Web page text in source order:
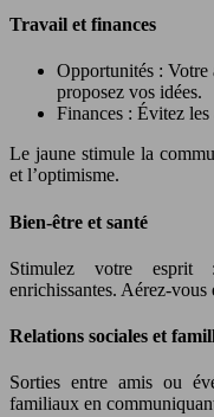
Travail et finances
Opportunités : Votre
proposez vos idées.
Finances : Évitez
Le jaune stimule la
et l’optimisme.
Bien-être et santé
Stimulez votre esprit :
enrichissantes. Aérez-vous
Relations sociales et
Sorties entre amis ou
familiaux en